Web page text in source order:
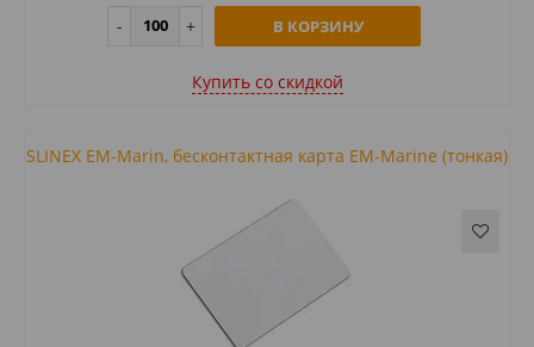
В КОРЗИНУ
Купить cо скидкой
SLINEX EM-Marin, бесконтактная карта EM-Marine (тонкая)